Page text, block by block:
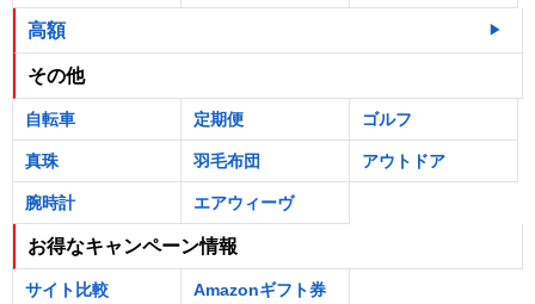
高額
その他
自転車 定期便 ゴルフ
真珠 羽毛布団 アウトドア
腕時計 エアウィーヴ
お得なキャンペーン情報
サイト比較 Amazonギフト券